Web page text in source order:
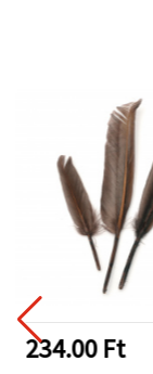
234.00 Ft